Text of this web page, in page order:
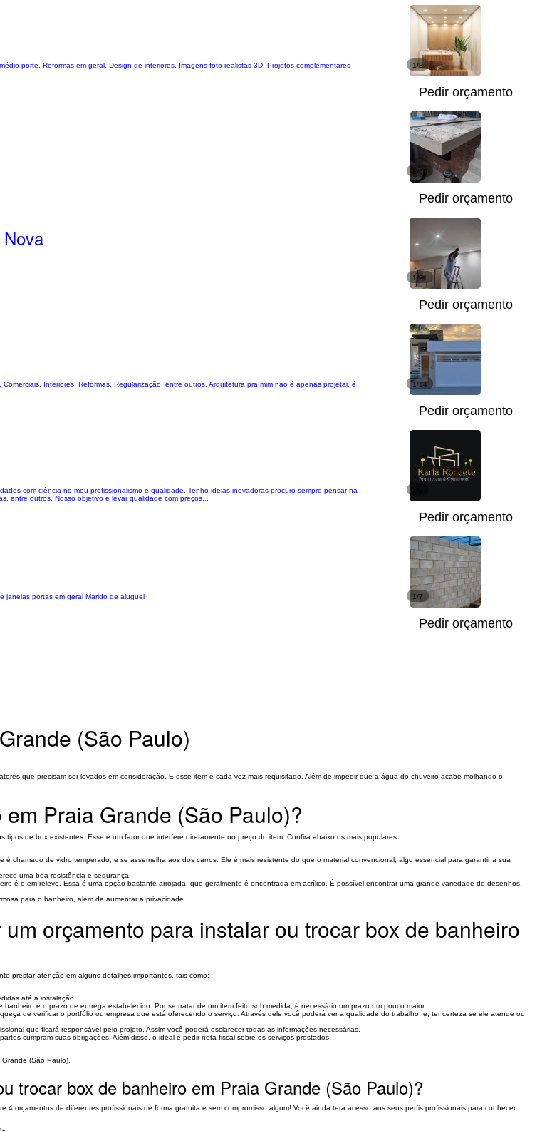
porte. Reformas em geral. Design de interiores. Imagens foto realistas 3D. Projetos complementares -
1/8
Pedir orçamento
1/50
Pedir orçamento
1/21
Pedir orçamento
Interiores, Reformas, Regularização, entre outros. Arquitetura pra mim nao é apenas projetar, é
1/14
Pedir orçamento
com ciência no meu profissionalismo e qualidade. Tenho ideias inovadoras procuro sempre pensar na
entre outros. Nosso objetivo é levar qualidade com preços...
Pedir orçamento
janelas portas em geral Marido de aluguel
1/7
Pedir orçamento
(São Paulo)
que precisam ser levados em consideração. E esse item é cada vez mais requisitado. Além de impedir que a água do chuveiro acabe molhando o
Praia Grande (São Paulo)?
de box existentes. Esse é um fator que interfere diretamente no preço do item. Confira abaixo os mais populares:
chamado de vidro temperado, e se assemelha aos dos carros. Ele é mais resistente do que o material convencional, algo essencial para garantir a sua
uma boa resistência e segurança.
é o em relevo. Essa é uma opção bastante arrojada, que geralmente é encontrada em acrílico. É possível encontrar uma grande variedade de desenhos,
para o banheiro, além de aumentar a privacidade.
orçamento para instalar ou trocar box de banheiro
prestar atenção em alguns detalhes importantes, tais como:
até a instalação.
é o prazo de entrega estabelecido. Por se tratar de um item feito sob medida, é necessário um prazo um pouco maior.
de verificar o portfólio ou empresa que está oferecendo o serviço. Através dele você poderá ver a qualidade do trabalho, e, ter certeza se ele atende ou
que ficará responsável pelo projeto. Assim você poderá esclarecer todas as informações necessárias.
cumpram suas obrigações. Além disso, o ideal é pedir nota fiscal sobre os serviços prestados.
(São Paulo).
trocar box de banheiro em Praia Grande (São Paulo)?
orçamentos de diferentes profissionais de forma gratuita e sem compromisso algum! Você ainda terá acesso aos seus perfis profissionais para conhecer